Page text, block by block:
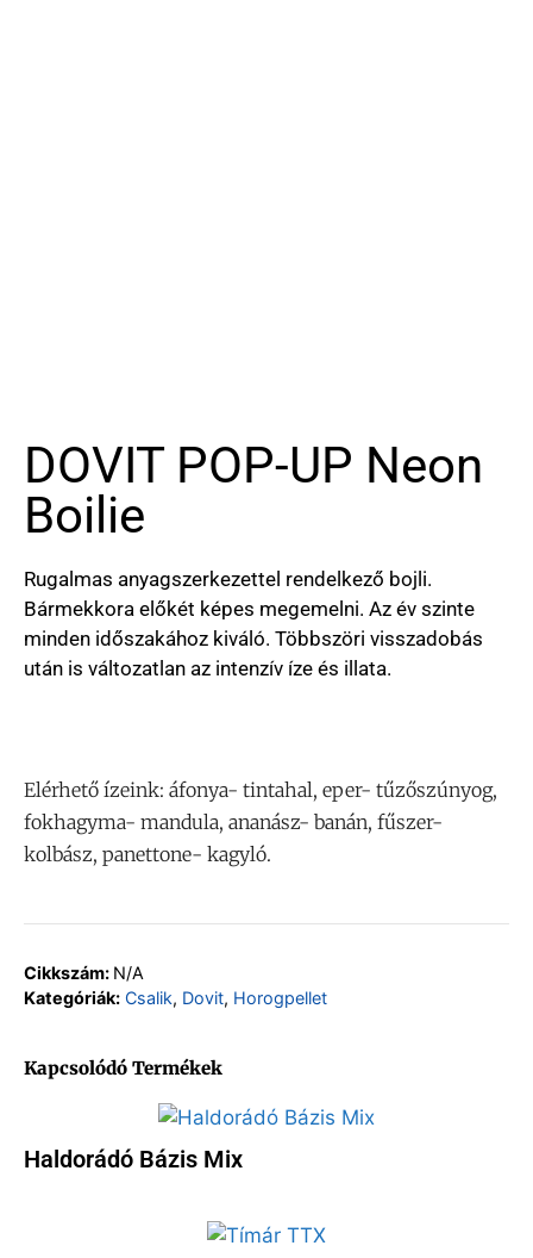
DOVIT POP-UP Neon
Boilie
Rugalmas anyagszerkezettel rendelkező bojli.
Bármekkora előkét képes megemelni. Az év szinte
minden időszakához kiváló. Többszöri visszadobás
után is változatlan az intenzív íze és illata.
Elérhető ízeink: áfonya- tintahal, eper- tűzőszúnyog,
fokhagyma- mandula, ananász- banán, fűszer-
kolbász, panettone- kagyló.
Cikkszám: N/A
Kategóriák: Csalik, Dovit, Horogpellet
Kapcsolódó Termékek
Haldorádó Bázis Mix